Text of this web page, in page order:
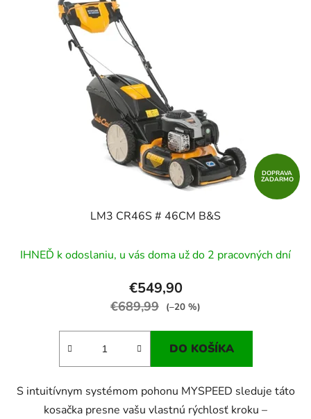
DOPRAVA
ZADARMO
LM3 CR46S # 46CM B&S
IHNEĎ k odoslaniu, u vás doma už do 2 pracovných dní
€549,90
€689,99 (–20 %)
DO KOŠÍKA
S intuitívnym systémom pohonu MYSPEED sleduje táto
kosačka presne vašu vlastnú rýchlosť kroku –